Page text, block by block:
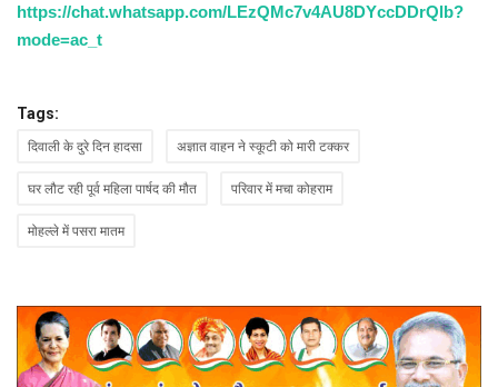
https://chat.whatsapp.com/LEzQMc7v4AU8DYccDDrQlb?
mode=ac_t
Tags:
दिवाली के दुरे दिन हादसा अज्ञात वाहन ने स्कूटी को मारी टक्कर
घर लौट रही पूर्व महिला पार्षद की मौत परिवार में मचा कोहराम
मोहल्ले में पसरा मातम